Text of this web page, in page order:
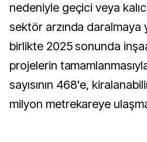
nedeniyle geçici veya
sektör arzında daralmaya
birlikte 2025 sonunda
projelerin
sayısının 468'e,
milyon metrekareye